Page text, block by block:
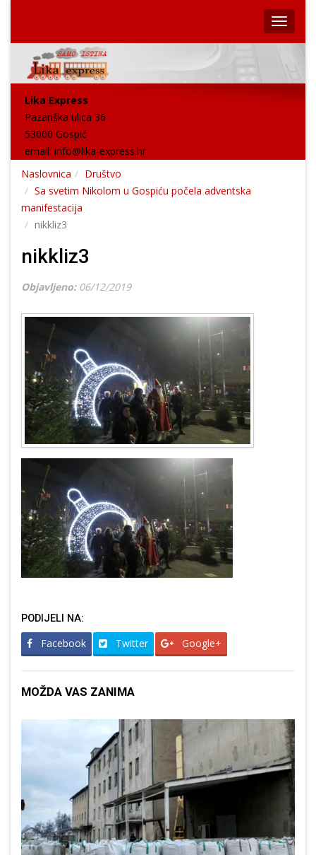
Lika Express
Pazariška ulica 36
53000 Gospić
email: info@lika-express.hr
Naslovnica
Društvo
Sa svetim Nikolom u Gospiću počela adventska
manifestacija
nikkliz3
nikkliz3
Objavljeno: 06/12/2019
PODIJELI NA:
Facebook Twitter Google+
MOŽDA VAS ZANIMA